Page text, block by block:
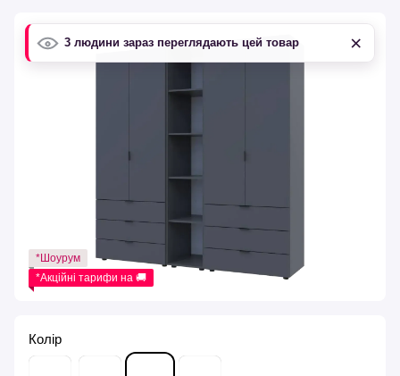
*Шоурум
*Акційні тарифи на 🚚
3 людини зараз переглядають цей товар ×
Колір